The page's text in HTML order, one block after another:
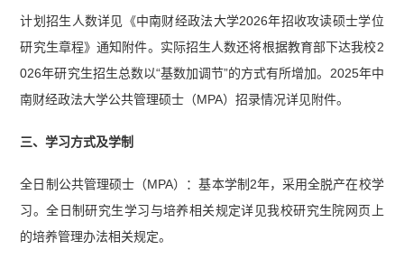
计划招生人数详见《中南财经政法大学2026年招收攻读硕士学位
研究生章程》通知附件。实际招生人数还将根据教育部下达我校2
026年研究生招生总数以“基数加调节”的方式有所增加。2025年中
南财经政法大学公共管理硕士（MPA）招录情况详见附件。
三、学习方式及学制
全日制公共管理硕士（MPA）：基本学制2年，采用全脱产在校学
习。全日制研究生学习与培养相关规定详见我校研究生院网页上
的培养管理办法相关规定。